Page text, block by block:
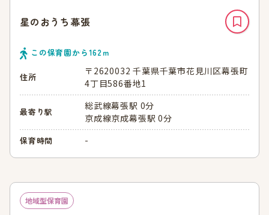
星のおうち幕張
この保育園から162ｍ
住所
〒2620032 千葉県千葉市花見川区幕張町
4丁目586番地1
最寄り駅
総武線幕張駅 0分
京成線京成幕張駅 0分
保育時間 -
地域型保育園